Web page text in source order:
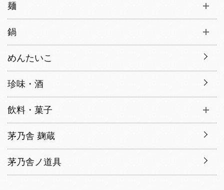
麺
鍋
めんたいこ
珍味・酒
飲料・菓子
茅乃舎 麹蔵
茅乃舎ノ道具